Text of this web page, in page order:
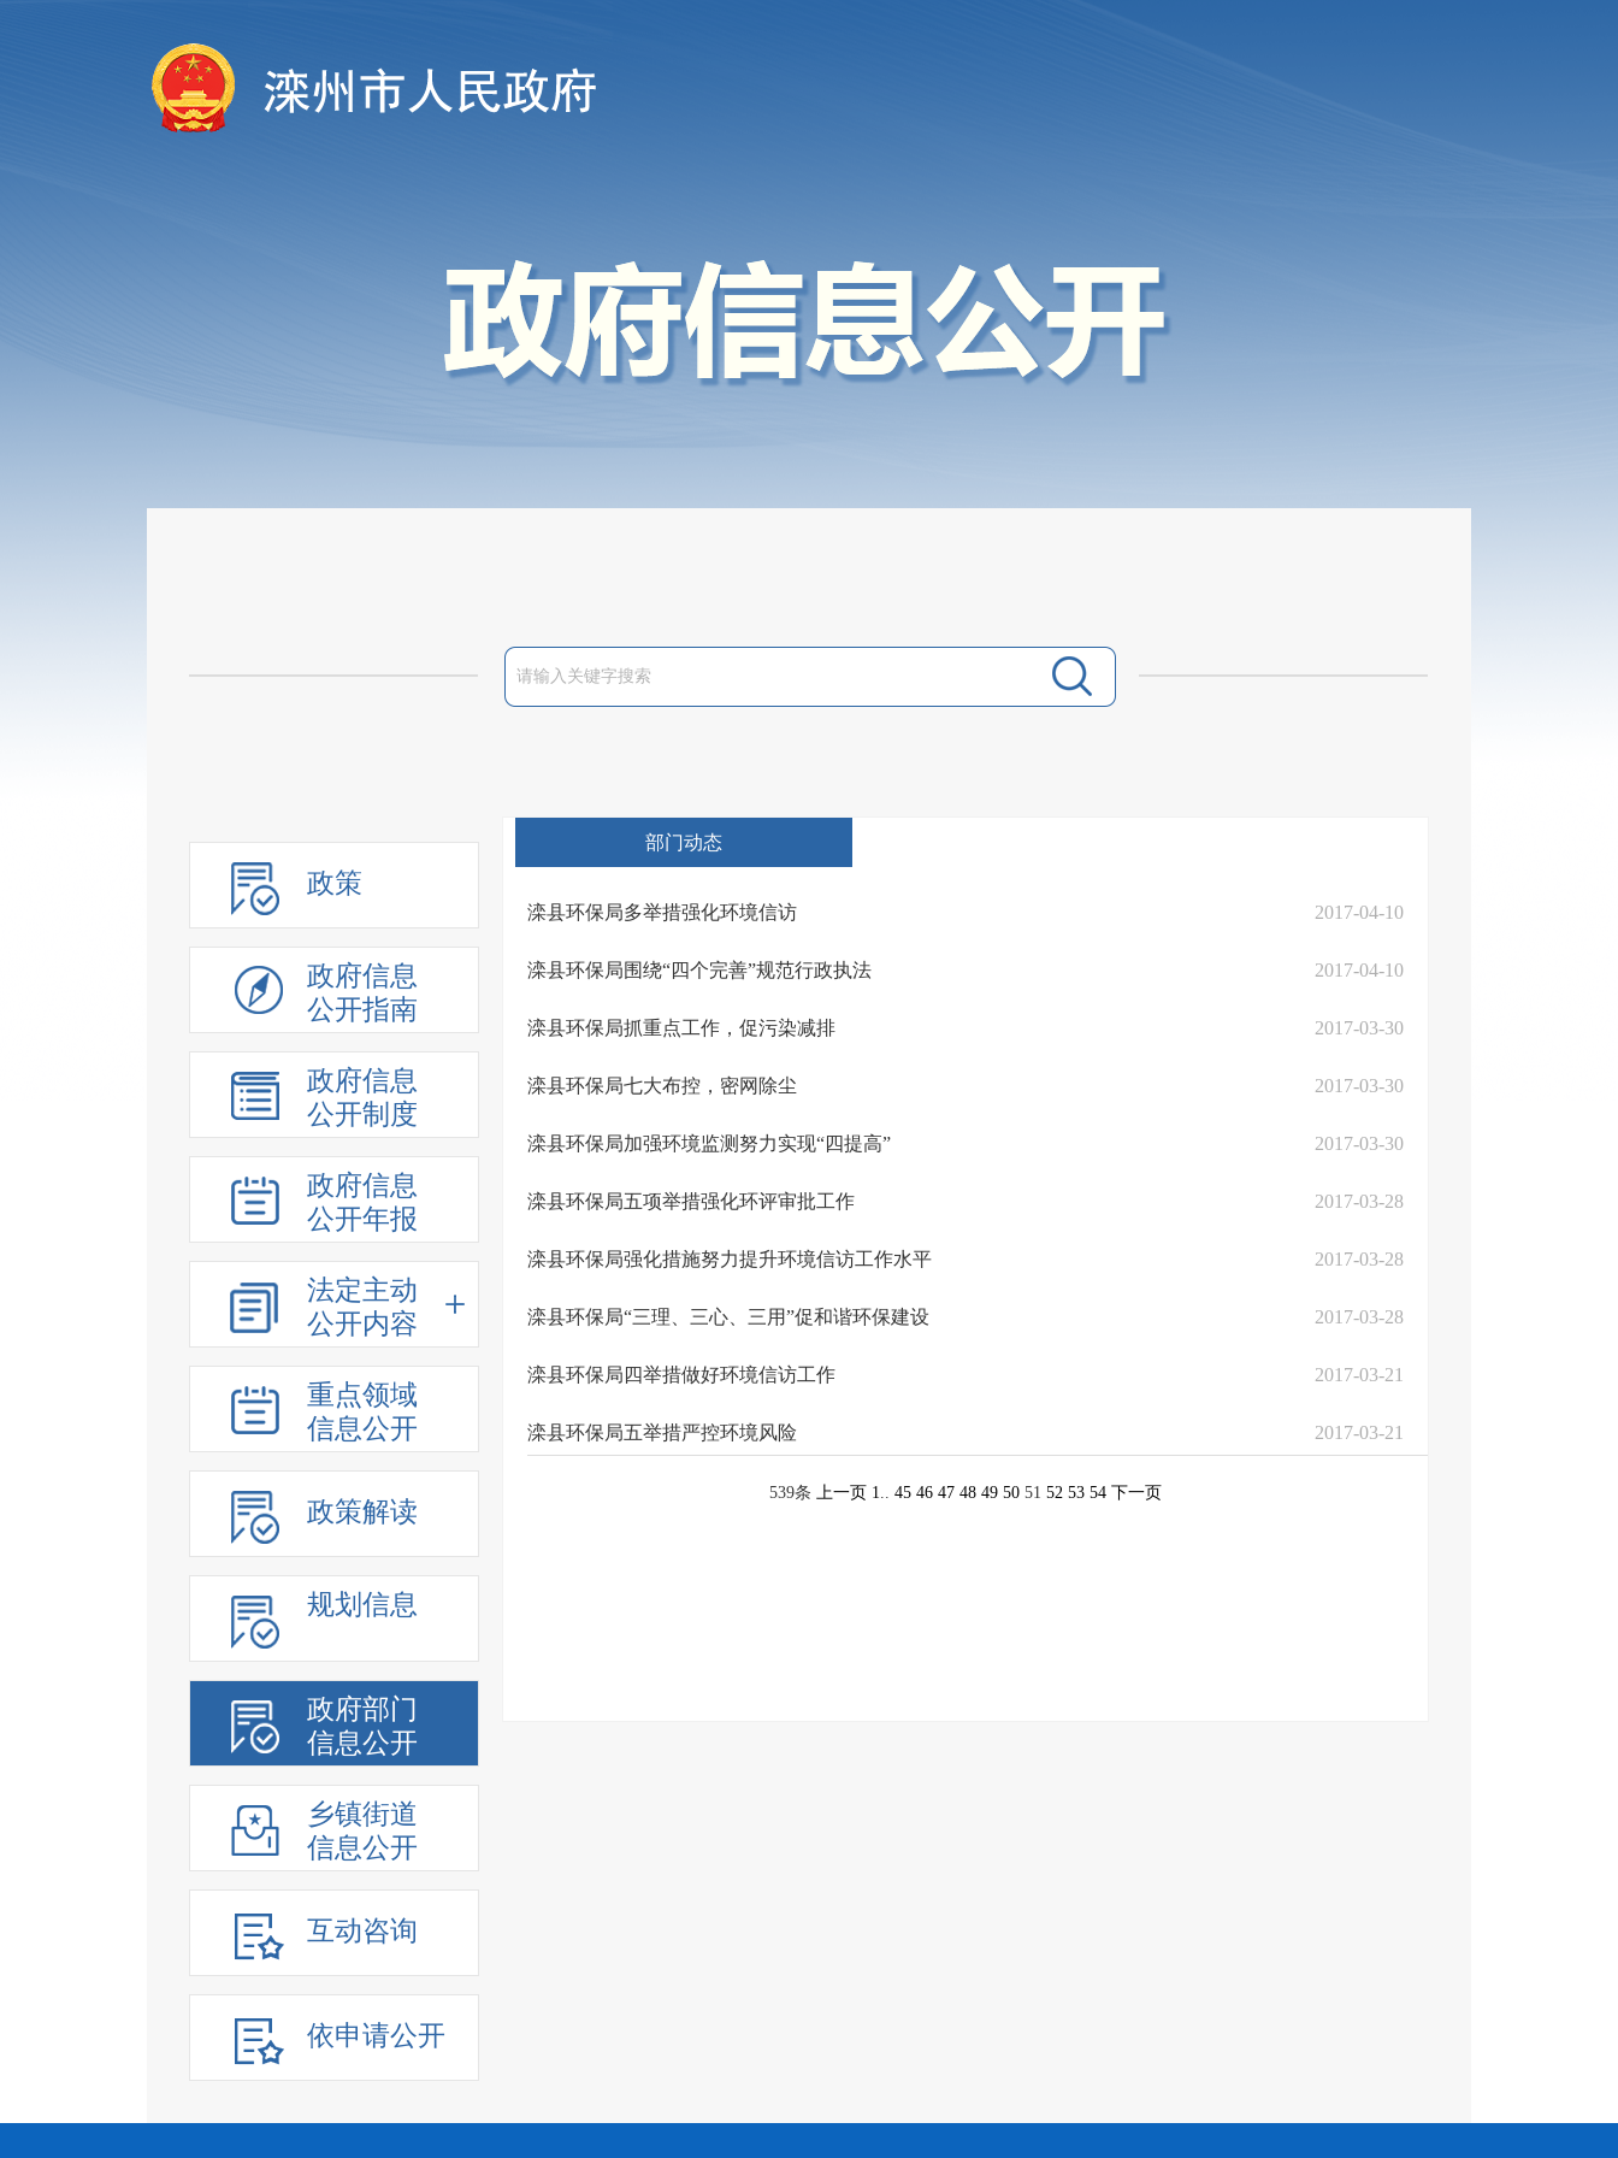
政策
政府信息
公开指南
政府信息
公开制度
政府信息
公开年报
法定主动
公开内容
重点领域
信息公开
政策解读
规划信息
政府部门
信息公开
乡镇街道
信息公开
互动咨询
依申请公开
部门动态
滦县环保局多举措强化环境信访 2017-04-10
滦县环保局围绕“四个完善”规范行政执法 2017-04-10
滦县环保局抓重点工作，促污染减排 2017-03-30
滦县环保局七大布控，密网除尘 2017-03-30
滦县环保局加强环境监测努力实现“四提高” 2017-03-30
滦县环保局五项举措强化环评审批工作 2017-03-28
滦县环保局强化措施努力提升环境信访工作水平 2017-03-28
滦县环保局“三理、三心、三用”促和谐环保建设 2017-03-28
滦县环保局四举措做好环境信访工作 2017-03-21
滦县环保局五举措严控环境风险 2017-03-21
539条 上一页 1.. 45 46 47 48 49 50 51 52 53 54 下一页